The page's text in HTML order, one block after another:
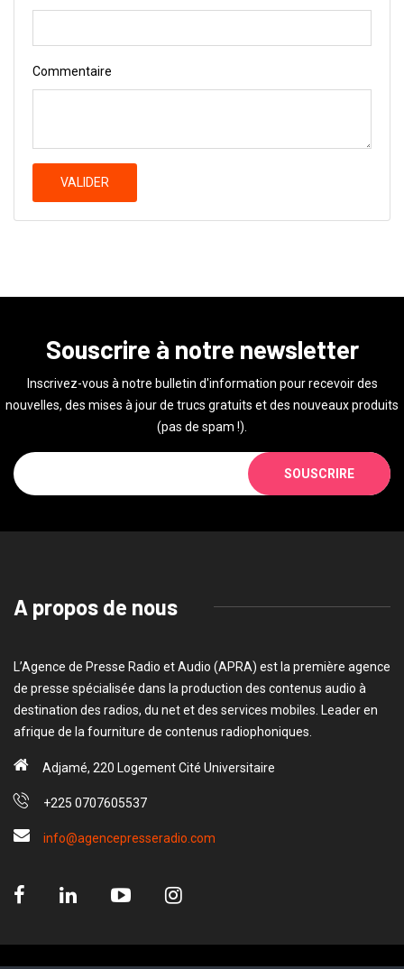
Commentaire
VALIDER
Souscrire à notre newsletter
Inscrivez-vous à notre bulletin d'information pour recevoir des
nouvelles, des mises à jour de trucs gratuits et des nouveaux produits
(pas de spam !).
SOUSCRIRE
A propos de nous
L’Agence de Presse Radio et Audio (APRA) est la première agence
de presse spécialisée dans la production des contenus audio à
destination des radios, du net et des services mobiles. Leader en
afrique de la fourniture de contenus radiophoniques.
Adjamé, 220 Logement Cité Universitaire
+225 0707605537
info@agencepresseradio.com